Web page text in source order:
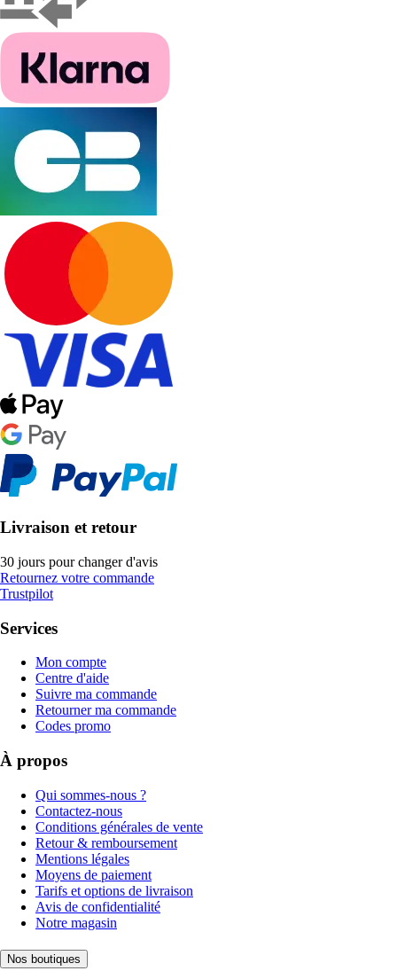
Livraison et retour
30 jours pour changer d'avis
Retournez votre commande
Trustpilot
Services
Mon compte
Centre d'aide
Suivre ma commande
Retourner ma commande
Codes promo
À propos
Qui sommes-nous ?
Contactez-nous
Conditions générales de vente
Retour & remboursement
Mentions légales
Moyens de paiement
Tarifs et options de livraison
Avis de confidentialité
Notre magasin
Nos boutiques